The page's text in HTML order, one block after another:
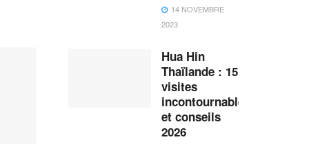
14 NOVEMBRE
2023
Hua Hin
Thaïlande : 15
visites
incontournables
et conseils
2026